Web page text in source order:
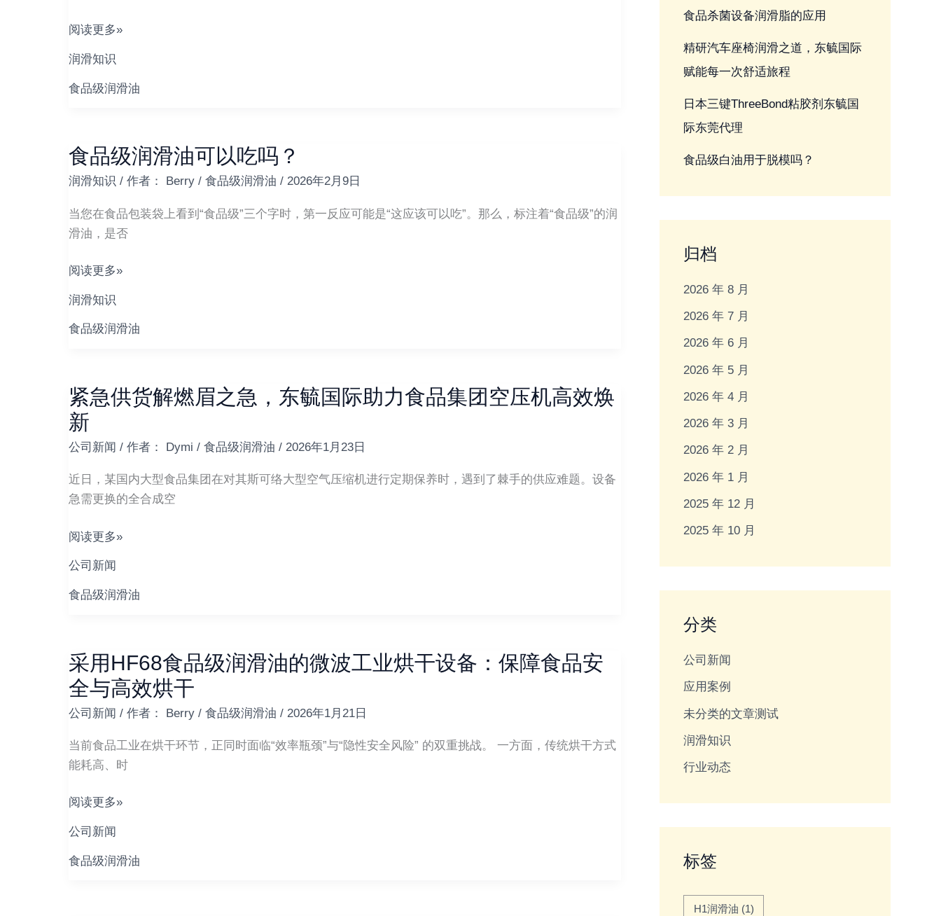
种
好？
——
一
答
只
有
合
适
选
阅读更多»
润滑知识
食品级润滑油
食品级润滑油可以吃吗？
润滑知识 / 作者： Berry / 食品级润滑油 / 2026年2月9日
当您在食品包装袋上看到“食品级”三个字时，第一反应可能是“这应该可以吃”。那么，标注着“食品级”的润
滑油，是否
食
品
润
滑
可
吃
吗？
阅读更多»
润滑知识
食品级润滑油
紧急供货解燃眉之急，东毓国际助力食品集团空压机高效焕
新
公司新闻 / 作者： Dymi / 食品级润滑油 / 2026年1月23日
近日，某国内大型食品集团在对其斯可络大型空气压缩机进行定期保养时，遇到了棘手的供应难题。设备
急需更换的全合成空
紧
急
供
货
解
燃
之
东
毓
力
食
品
团
空
机
高
焕
阅读更多»
公司新闻
食品级润滑油
采用HF68食品级润滑油的微波工业烘干设备：保障食品安
全与高效烘干
公司新闻 / 作者： Berry / 食品级润滑油 / 2026年1月21日
当前食品工业在烘干环节，正同时面临“效率瓶颈”与“隐性安全风险” 的双重挑战。 一方面，传统烘干方式
能耗高、时
采
用
HF68
食
品
级
滑
的
微
阅读更多»
公司新闻
食品级润滑油
食品杀菌设备润滑脂的应用
精研汽车座椅润滑之道，东毓国际
赋能每一次舒适旅程
日本三键ThreeBond粘胶剂东毓国
际东莞代理
食品级白油用于脱模吗？
归档
2026 年 8 月
2026 年 7 月
2026 年 6 月
2026 年 5 月
2026 年 4 月
2026 年 3 月
2026 年 2 月
2026 年 1 月
2025 年 12 月
2025 年 10 月
分类
公司新闻
应用案例
未分类的文章测试
润滑知识
行业动态
标签
H1润滑油 (1)